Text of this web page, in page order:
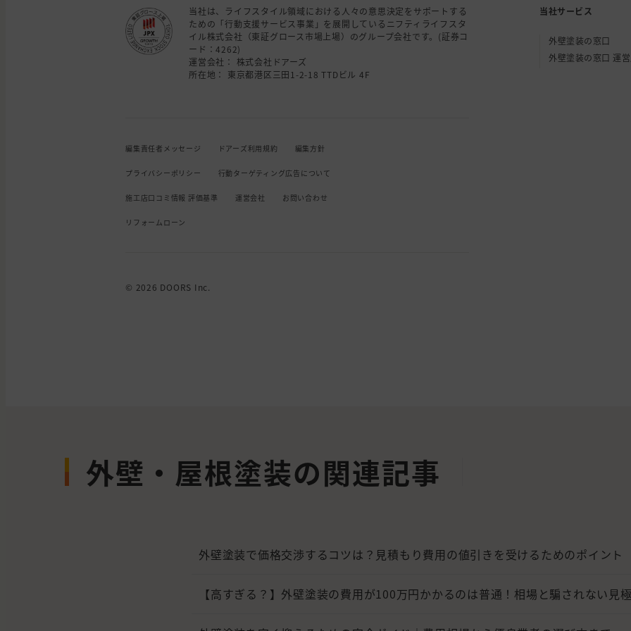
当社サービス
外壁塗装の窓口
外壁塗装の窓口 運
当社は、ライフスタイル領域における人々の意思決定をサポートする
ための「行動支援サービス事業」を展開しているニフティライフスタ
イル株式会社（東証グロース市場上場）のグループ会社です。(証券コ
ード：4262)
運営会社： 株式会社ドアーズ
所在地： 東京都港区三田1-2-18 TTDビル 4F
編集責任者メッセージ ドアーズ利用規約 編集方針
プライバシーポリシー 行動ターゲティング広告について
施工店口コミ情報 評価基準 運営会社 お問い合わせ
リフォームローン
© 2026 DOORS Inc.
外壁・屋根塗装の関連記事
外壁塗装で価格交渉するコツは？見積もり費用の値引きを受けるためのポイント
【高すぎる？】外壁塗装の費用が100万円かかるのは普通！相場と騙されない見